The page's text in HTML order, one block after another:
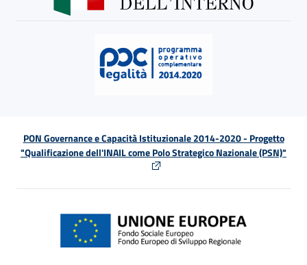
PON Governance e Capacità Istituzionale 2014-2020 - Progetto
"Qualificazione dell'INAIL come Polo Strategico Nazionale (PSN)"